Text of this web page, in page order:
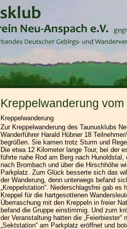
Kreppelwanderung
Kreppelwanderung
Zur Kreppelwanderung des Taunusklubs
Wanderführer Harald Hübner 18
begrüßen. Sie kamen trotz Sturm und
Die etwa 12 Kilometer lange Tour, bei der
führte nahe Rod am Berg nach Hunoldstal,
nach Brombach und über die Hirschhöhe
Parkplatz. Zum Glück besserte sich das
der Wanderung, denn unterwegs befand
„Kreppelstation“. Niederschlagsfrei gab es
Kreppel für die hartgesottenen
Überraschung mit den Kreppeln in freier
befand die Gruppe einstimmig. Und zum
der Veranstaltung hatten die „Feierbiester“
„Sektstation“ am Parkplatz eröffnet und